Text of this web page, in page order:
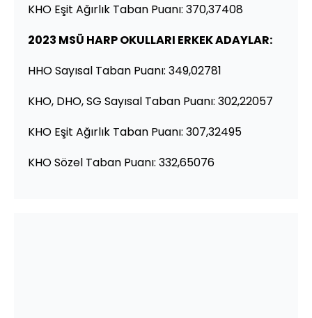
KHO Eşit Ağırlık Taban Puanı: 370,37408
2023 MSÜ HARP OKULLARI ERKEK ADAYLAR:
HHO Sayısal Taban Puanı: 349,02781
KHO, DHO, SG Sayısal Taban Puanı: 302,22057
KHO Eşit Ağırlık Taban Puanı: 307,32495
KHO Sözel Taban Puanı: 332,65076